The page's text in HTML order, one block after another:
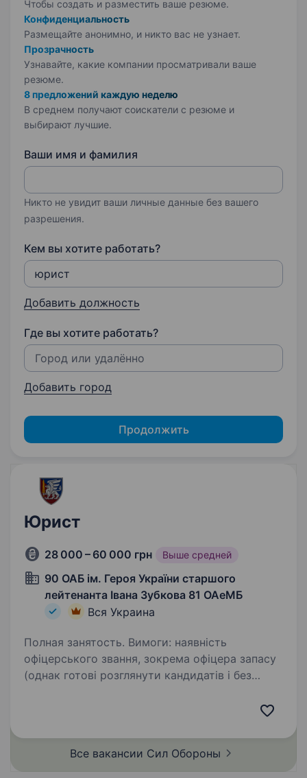
Чтобы создать и разместить ваше резюме.
Конфиденциальность
Размещайте анонимно, и никто вас не узнает.
Прозрачность
Узнавайте, какие компании просматривали ваше
резюме.
8 предложений каждую неделю
В среднем получают соискатели с резюме и
выбирают лучшие.
Ваши имя и фамилия
Никто не увидит ваши личные данные без вашего
разрешения.
Кем вы хотите работать?
Добавить должность
Где вы хотите работать?
Добавить город
Продолжить
Юрист
28 000 – 60 000 грн Выше средней
90 ОАБ ім. Героя України старшого
лейтенанта Івана Зубкова 81 ОАеМБ
Вся Украина
Полная занятость. Вимоги: наявність
офіцерського звання, зокрема офіцера запасу
(однак готові розглянути кандидатів і без
освіта (спеціаліст/магістр за спеціальністю
Все вакансии Сил Обороны